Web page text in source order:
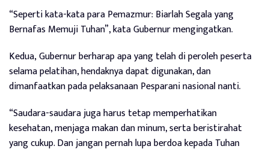
“Seperti kata-kata para Pemazmur: Biarlah Segala yang
Bernafas Memuji Tuhan”, kata Gubernur mengingatkan.
Kedua,Gubernur berharap apa yang telah di peroleh peserta
selama pelatihan, hendaknya dapat digunakan, dan
dimanfaatkan pada pelaksanaan Pesparani nasional nanti.
“Saudara-saudara juga harus tetap memperhatikan
kesehatan, menjaga makan dan minum, serta beristirahat
yang cukup. Dan jangan pernah lupa berdoa kepada Tuhan